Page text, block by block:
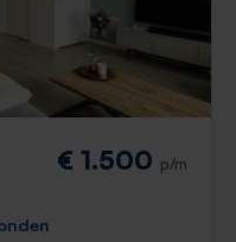
€ 1.500 p/m